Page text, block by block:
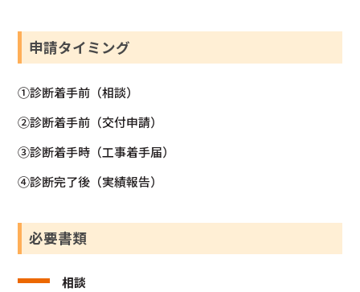
申請タイミング
①診断着手前（相談）
②診断着手前（交付申請）
③診断着手時（工事着手届）
④診断完了後（実績報告）
必要書類
相談